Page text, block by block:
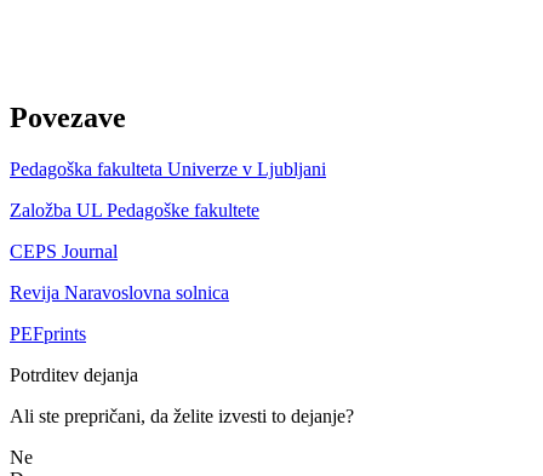
Povezave
Pedagoška fakulteta Univerze v Ljubljani
Založba UL Pedagoške fakultete
CEPS Journal
Revija Naravoslovna solnica
PEFprints
Potrditev dejanja
Ali ste prepričani, da želite izvesti to dejanje?
Ne